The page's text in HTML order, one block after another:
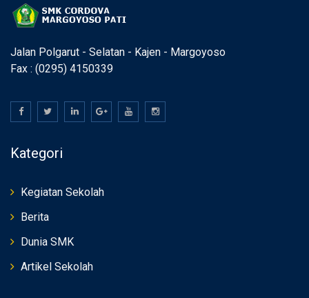
Jalan Polgarut - Selatan - Kajen - Margoyoso
Fax : (0295) 4150339
Kategori
Kegiatan Sekolah
Berita
Dunia SMK
Artikel Sekolah